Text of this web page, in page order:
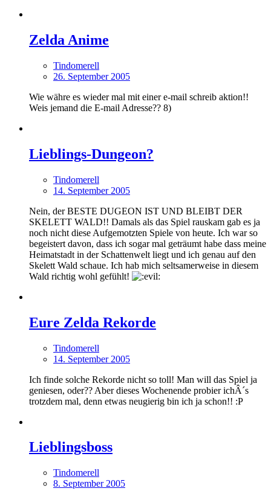
Zelda Anime
Tindomerell
26. September 2005
Wie währe es wieder mal mit einer e-mail schreib aktion!!
Weis jemand die E-mail Adresse?? 8)
Lieblings-Dungeon?
Tindomerell
14. September 2005
Nein, der BESTE DUGEON IST UND BLEIBT DER
SKELETT WALD!! Damals als das Spiel rauskam gab es ja
noch nicht diese Aufgemotzten Spiele von heute. Ich war so
begeistert davon, dass ich sogar mal geträumt habe dass meine
Heimatstadt in der Schattenwelt liegt und ich genau auf den
Skelett Wald schaue. Ich hab mich seltsamerweise in diesem
Wald richtig wohl gefühlt!
Eure Zelda Rekorde
Tindomerell
14. September 2005
Ich finde solche Rekorde nicht so toll! Man will das Spiel ja
geniesen, oder?? Aber dieses Wochenende probier ichÂ´s
trotzdem mal, denn etwas neugierig bin ich ja schon!! :P
Lieblingsboss
Tindomerell
8. September 2005